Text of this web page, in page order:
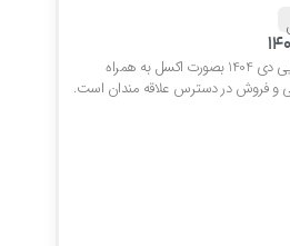
در این بخش تقویم محتوایی دی 1404 بصورت اکسل به همراه
و فروش در دسترس علاقه مندان است.